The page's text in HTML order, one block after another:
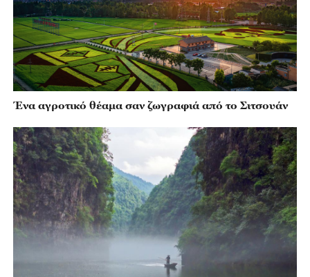
Ένα αγροτικό θέαμα σαν ζωγραφιά από το Σιτσουάν